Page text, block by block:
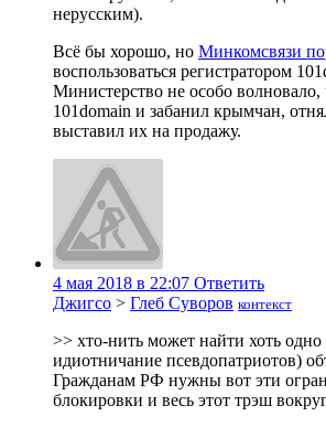
нерусским).
Всё бы хорошо, но Минкомсвязи
воспользоваться регистратором
Министерство не особо
101domain и забанил крымчан,
выставил их на продажу.
4 мая 2018 в 22:07 Ответить
Джигсо > Глеб Суворов контекст
>> хто-нить может найти хоть одно
идиотничание псевдопатриотов)
Гражданам РФ нужны вот эти
блокировки и весь этот трэш